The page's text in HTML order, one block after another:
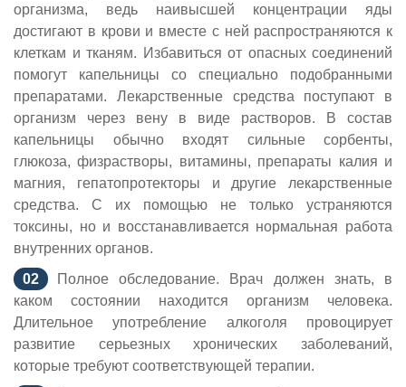
организма, ведь наивысшей концентрации яды
достигают в крови и вместе с ней распространяются к
клеткам и тканям. Избавиться от опасных соединений
помогут капельницы со специально подобранными
препаратами. Лекарственные средства поступают в
организм через вену в виде растворов. В состав
капельницы обычно входят сильные сорбенты,
глюкоза, физрастворы, витамины, препараты калия и
магния, гепатопротекторы и другие лекарственные
средства. С их помощью не только устраняются
токсины, но и восстанавливается нормальная работа
внутренних органов.
Полное обследование. Врач должен знать, в
каком состоянии находится организм человека.
Длительное употребление алкоголя провоцирует
развитие серьезных хронических заболеваний,
которые требуют соответствующей терапии.